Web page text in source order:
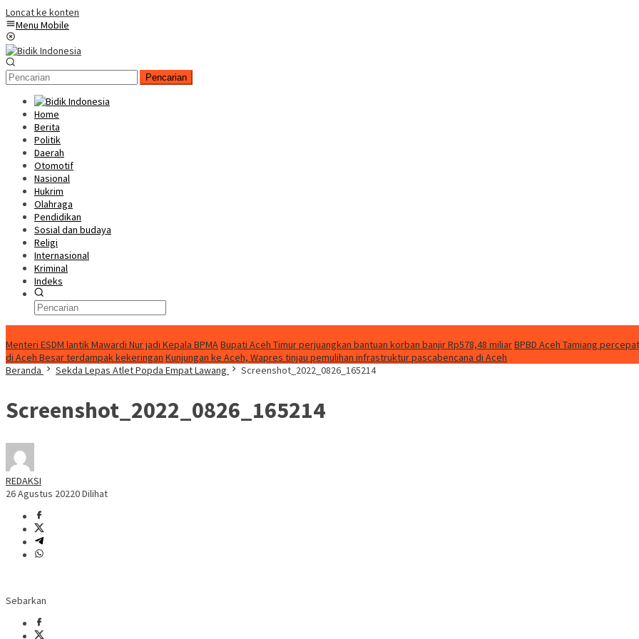
Loncat ke konten
Menu Mobile
Pencarian
Home
Berita
Politik
Daerah
Otomotif
Nasional
Hukrim
Olahraga
Pendidikan
Sosial dan budaya
Religi
Internasional
Kriminal
Indeks
Menteri ESDM lantik Mawardi Nur jadi Kepala BPMABupati Aceh Timur perjuangkan bantuan korban banjir Rp578,48 miliarBPBD Aceh Tamiang
di Aceh Besar terdampak kekeringan Kunjungan ke Aceh, Wapres tinjau pemulihan infrastruktur pascabencana di Aceh
Beranda
Sekda Lepas Atlet Popda Empat Lawang Screenshot_2022_0826_165214
Screenshot_2022_0826_165214
REDAKSI
26 Agustus 20220 Dilihat
Sebarkan